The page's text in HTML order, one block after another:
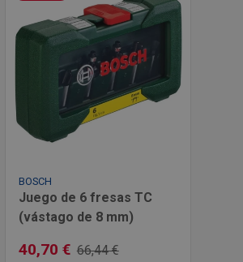
BOSCH
Juego de 6 fresas TC
(vástago de 8 mm)
40,70 € 66,44 €